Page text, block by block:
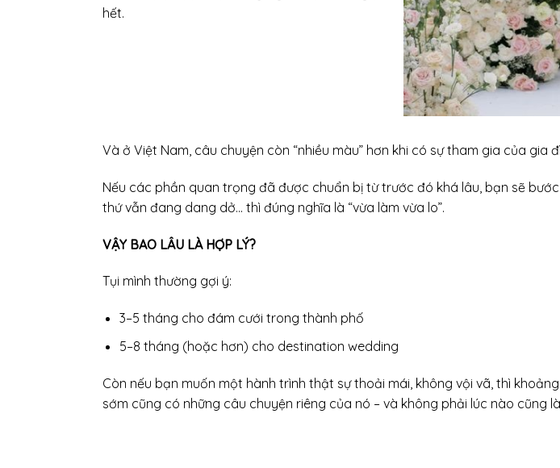
hết.
Và ở Việt Nam, câu chuyện còn “nhiều màu” hơn khi có sự tham gia của gia
Nếu các phần quan trọng đã được chuẩn bị từ trước đó khá lâu, bạn sẽ
thứ vẫn đang dang dở… thì đúng nghĩa là “vừa làm vừa lo”.
VẬY BAO LÂU LÀ HỢP LÝ?
Tụi mình thường gợi ý:
3–5 tháng cho đám cưới trong thành phố
5–8 tháng (hoặc hơn) cho destination wedding
Còn nếu bạn muốn một hành trình thật sự thoải mái, không vội vã, thì
sớm cũng có những câu chuyện riêng của nó – và không phải lúc nào cũng